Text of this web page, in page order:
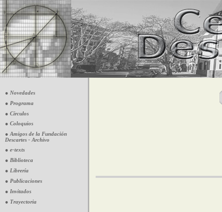
● Novedades
● Programa
● Círculos
● Coloquios
● Amigos de la Fundación
Descartes - Archivo
● e-texts
● Biblioteca
● Librería
● Publicaciones
● Invitados
● Trayectoria